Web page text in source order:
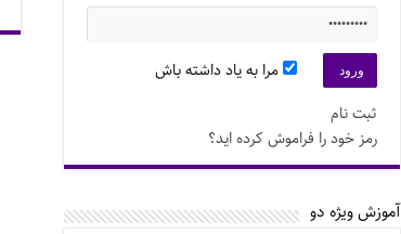
مرا به یاد داشته باش
ثبت نام
رمز خود را فراموش کرده اید؟
آموزش ویژه دو